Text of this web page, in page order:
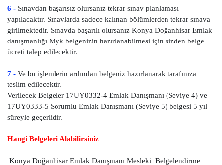
6 - Sınavdan başarısız olursanız tekrar sınav planlaması
yapılacaktır. Sınavlarda sadece kalınan bölümlerden tekrar sınava
girilmektedir. Sınavda başarılı olursanız Konya Doğanhisar Emlak
danışmanlığı Myk belgenizin hazırlanabilmesi için sizden belge
ücreti talep edilecektir.
7 - Ve bu işlemlerin ardından belgeniz hazırlanarak tarafınıza
teslim edilecektir.
Verilecek Belgeler 17UY0332-4 Emlak Danışmanı (Seviye 4) ve
17UY0333-5 Sorumlu Emlak Danışmanı (Seviye 5) belgesi 5 yıl
süreyle geçerlidir.
Hangi Belgeleri Alabilirsiniz
Konya Doğanhisar Emlak Danışmanı Mesleki Belgelendirme